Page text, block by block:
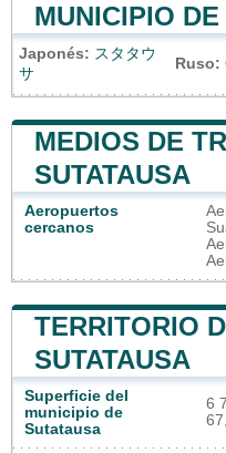
MUNICIPIO
Japonés: スタタウ
サ
Ruso:
MEDIOS DE
SUTATAUSA
Aeropuertos
cercanos
TERRITORIO
SUTATAUSA
Superficie del
municipio de
Sutatausa
6